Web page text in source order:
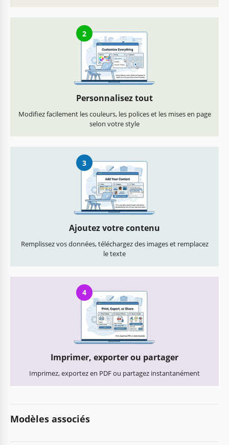
2
Personnalisez tout
Modifiez facilement les couleurs, les polices et les mises en page
selon votre style
3
Ajoutez votre contenu
Remplissez vos données, téléchargez des images et remplacez
le texte
4
Imprimer, exporter ou partager
Imprimez, exportez en PDF ou partagez instantanément
Modèles associés